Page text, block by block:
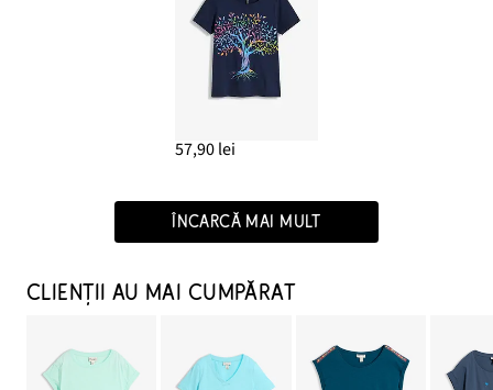
57,90 lei
ÎNCARCĂ MAI MULT
CLIENȚII AU MAI CUMPĂRAT